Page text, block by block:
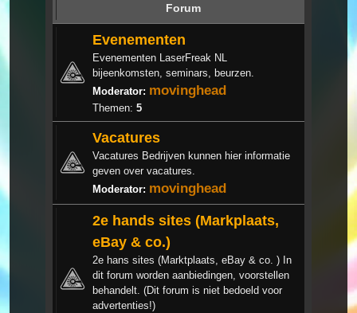
Forum
Evenementen
Evenementen LaserFreak NL
bijeenkomsten, seminars, beurzen.
Moderator: movinghead
Themen: 5
Vacatures
Vacatures Bedrijven kunnen hier informatie
geven over vacatures.
Moderator: movinghead
2e hands sites (Markplaats,
eBay & co.)
2e hans sites (Marktplaats, eBay & co. ) In
dit forum worden aanbiedingen, voorstellen
behandelt. (Dit forum is niet bedoeld voor
advertenties!)